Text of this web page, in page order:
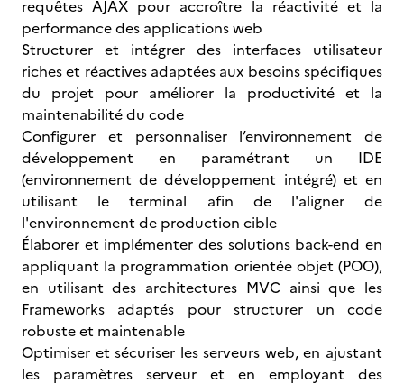
requêtes AJAX pour accroître la réactivité et la
performance des applications web
Structurer et intégrer des interfaces utilisateur
riches et réactives adaptées aux besoins spécifiques
du projet pour améliorer la productivité et la
maintenabilité du code
Configurer et personnaliser l’environnement de
développement en paramétrant un IDE
(environnement de développement intégré) et en
utilisant le terminal afin de l'aligner de
l'environnement de production cible
Élaborer et implémenter des solutions back-end en
appliquant la programmation orientée objet (POO),
en utilisant des architectures MVC ainsi que les
Frameworks adaptés pour structurer un code
robuste et maintenable
Optimiser et sécuriser les serveurs web, en ajustant
les paramètres serveur et en employant des